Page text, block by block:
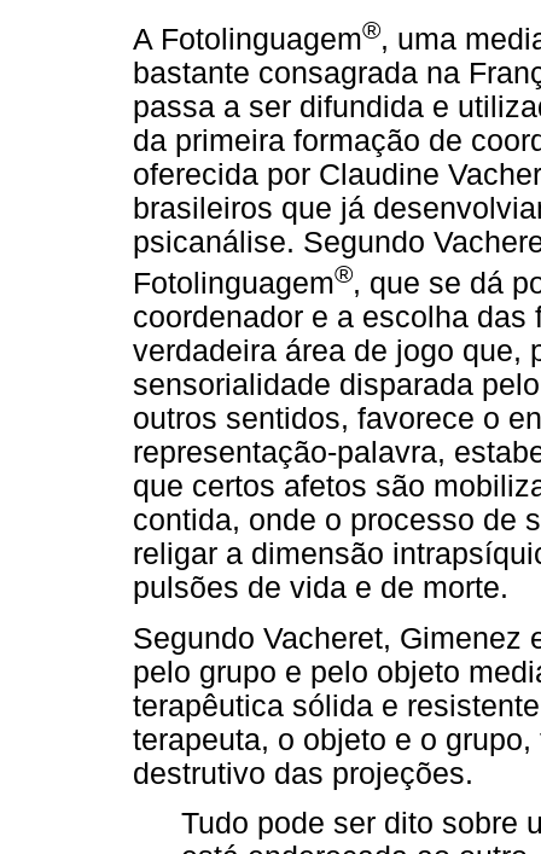
A Fotolinguagem®, uma
bastante consagrada na
passa a ser difundida e
da primeira formação de
oferecida por Claudine
brasileiros que já
psicanálise. Segundo
Fotolinguagem®, que se dá
coordenador e a escolha
verdadeira área de jogo que,
sensorialidade disparada
outros sentidos, favorece o
representação-palavra,
que certos afetos são
contida, onde o processo de
religar a dimensão
pulsões de vida e de morte.
Segundo Vacheret, Gimenez
pelo grupo e pelo objeto
terapêutica sólida e
terapeuta, o objeto e o
destrutivo das projeções.
Tudo pode ser dito sobre